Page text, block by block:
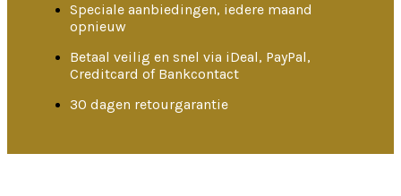
Speciale aanbiedingen, iedere maand
opnieuw
Betaal veilig en snel via iDeal, PayPal,
Creditcard of Bankcontact
30 dagen retourgarantie